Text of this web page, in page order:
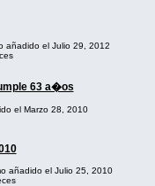
añadido el Julio 29, 2012
63 a�os
el Marzo 28, 2010
añadido el Julio 25, 2010